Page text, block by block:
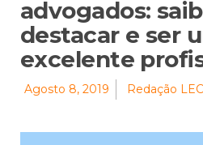
advogados:
destacar e ser
excelente
Agosto 8, 2019 Redação LEC